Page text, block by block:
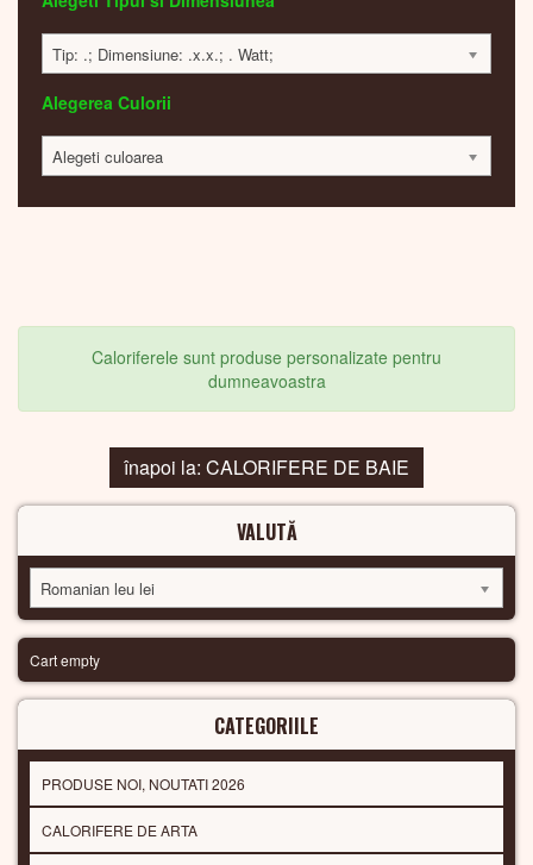
Tip: .; Dimensiune: .x.x.; . Watt;
Alegerea Culorii
Alegeti culoarea
Caloriferele sunt produse personalizate pentru
dumneavoastra
înapoi la: CALORIFERE DE BAIE
VALUTĂ
Romanian leu lei
Cart empty
CATEGORIILE
PRODUSE NOI, NOUTATI 2026
CALORIFERE DE ARTA